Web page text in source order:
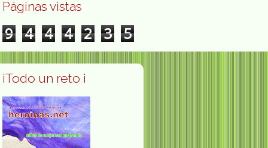
Páginas vistas
9 4 4 4 2 3 5
¡Todo un reto ¡